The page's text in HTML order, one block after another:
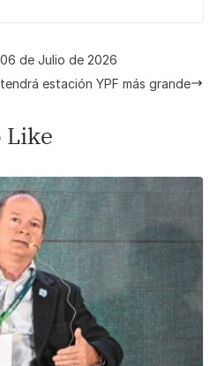
e
de Julio de 2026
estación YPF más grande
Like